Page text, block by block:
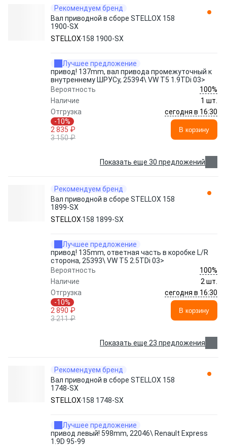
Рекомендуем бренд
Вал приводной в сборе STELLOX 158
1900-SX
STELLOX 158 1900-SX
Лучшее предложение
привод! 137mm, вал привода промежуточный к
внутреннему ШРУСу, 25394\ VW T5 1.9TDi 03>
Вероятность
100%
Наличие
1 шт.
Отгрузка
сегодня в 16:30
-10%
2 835 ₽
3 150 ₽
В корзину
Показать еще 30 предложений
Рекомендуем бренд
Вал приводной в сборе STELLOX 158
1899-SX
STELLOX 158 1899-SX
Лучшее предложение
привод! 135mm, ответная часть в коробке L/R
сторона, 25393\ VW T5 2.5TDi 03>
Вероятность
100%
Наличие
2 шт.
Отгрузка
сегодня в 16:30
-10%
2 890 ₽
3 211 ₽
В корзину
Показать еще 23 предложения
Рекомендуем бренд
Вал приводной в сборе STELLOX 158
1748-SX
STELLOX 158 1748-SX
Лучшее предложение
привод левый! 598mm, 22046\ Renault Express
1.9D 95-99